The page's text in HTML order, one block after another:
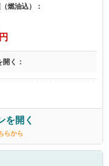
燃油込）：
開く：
を開く
らから